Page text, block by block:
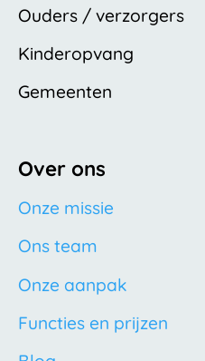
Ouders / verzorgers
Kinderopvang
Gemeenten
Over ons
Onze missie
Ons team
Onze aanpak
Functies en prijzen